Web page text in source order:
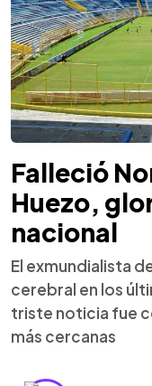
Falleció
Huezo,
nacional
El exmundialista
cerebral en los
triste noticia fue
más cercanas